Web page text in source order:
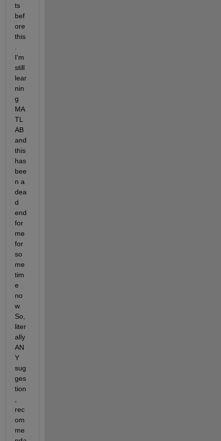
ts
bef
ore
this
I'm
still
lear
nin
g
MA
TL
AB
and
this
has
bee
n a
dea
d
end
for
me
for
so
me
tim
e
no
w.
So,
liter
ally
AN
Y
sug
ges
tion
rec
om
me